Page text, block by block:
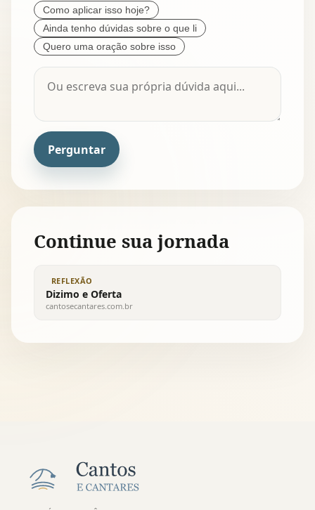
Como aplicar isso hoje?
Ainda tenho dúvidas sobre o que li
Quero uma oração sobre isso
Perguntar
Continue sua jornada
REFLEXÃO
Dizimo e Oferta
cantosecantares.com.br